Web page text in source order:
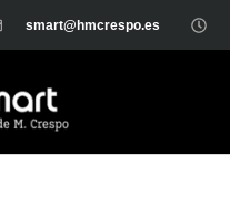
smart@hmcrespo.es